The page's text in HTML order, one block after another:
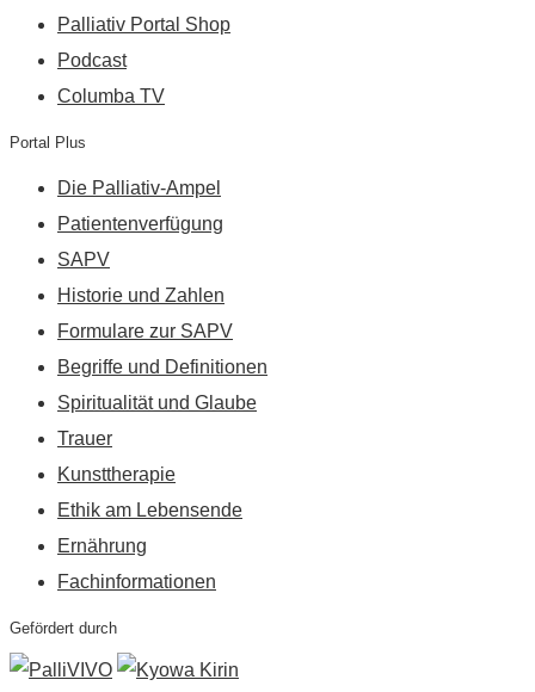
Palliativ Portal Shop
Podcast
Columba TV
Portal Plus
Die Palliativ-Ampel
Patientenverfügung
SAPV
Historie und Zahlen
Formulare zur SAPV
Begriffe und Definitionen
Spiritualität und Glaube
Trauer
Kunsttherapie
Ethik am Lebensende
Ernährung
Fachinformationen
Gefördert durch